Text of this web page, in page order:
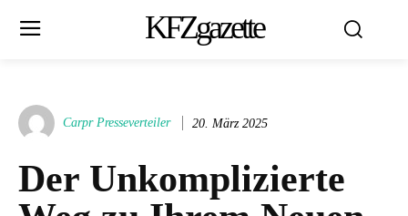
KFZgazette
Carpr Presseverteiler 20. März 2025
Der Unkomplizierte